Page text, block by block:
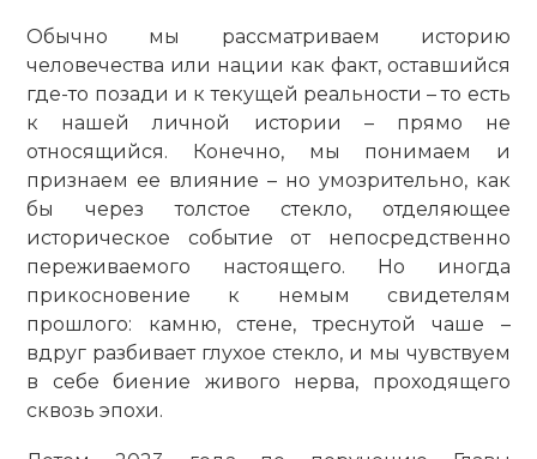
Обычно мы рассматриваем историю
человечества или нации как факт, оставшийся
где-то позади и к текущей реальности – то есть
к нашей личной истории – прямо не
относящийся. Конечно, мы понимаем и
признаем ее влияние – но умозрительно, как
бы через толстое стек­ло, отделяющее
историческое событие от непосредственно
переживаемого настоящего. Но иногда
прикосновение к немым свидетелям
прошлого: камню, стене, треснутой чаше –
вдруг разбивает глухое стекло, и мы чувствуем
в себе ­биение живого нерва, проходящего
сквозь эпохи.